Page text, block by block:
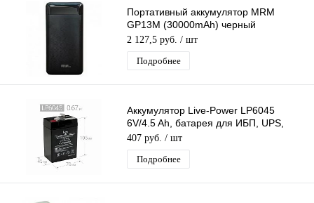
Портативный аккумулятор MRM
GP13M (30000mAh) черный
PowerBank
2 127,5 руб. / шт
Подробнее
Аккумулятор Live-Power LP6045
6V/4.5 Ah, батарея для ИБП, UPS,
свинцово-кислотный (45*70*105mm)
407 руб. / шт
Подробнее